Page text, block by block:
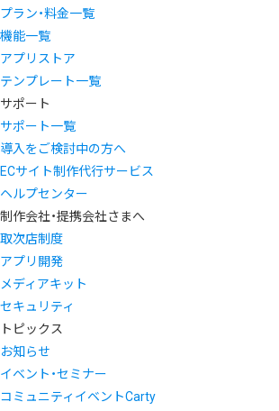
プラン・料金一覧
機能一覧
アプリストア
テンプレート一覧
サポート
サポート一覧
導入をご検討中の方へ
ECサイト制作代行サービス
ヘルプセンター
制作会社・提携会社さまへ
取次店制度
アプリ開発
メディアキット
セキュリティ
トピックス
お知らせ
イベント・セミナー
コミュニティイベントCarty